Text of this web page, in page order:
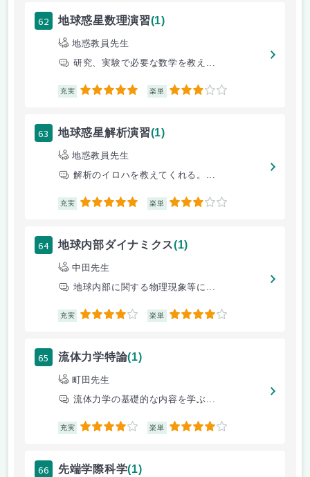
62 地球惑星数理演習(1)
地惑教員先生
研究、実験で必要な数学を教え...
充実 5 楽単 3
63 地球惑星解析演習(1)
地惑教員先生
解析のイロハを教えてくれる。...
充実 5 楽単 3
64 地球内部ダイナミクス(1)
中田先生
地球内部に関する物理現象等に...
充実 4 楽単 4
65 流体力学特論(1)
町田先生
流体力学の基礎的な内容を学ぶ...
充実 4 楽単 4
66 先端学際科学(1)